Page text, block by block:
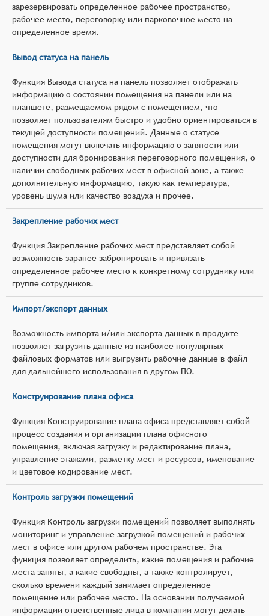
зарезервировать определенное рабочее пространство,
рабочее место, переговорку или парковочное место на
определенное время.
Вывод статуса на панель
Функция Вывода статуса на панель позволяет отображать
информацию о состоянии помещения на панели или на
планшете, размещаемом рядом с помещением, что
позволяет пользователям быстро и удобно ориентироваться в
текущей доступности помещений. Данные о статусе
помещения могут включать информацию о занятости или
доступности для бронирования переговорного помещения, о
наличии свободных рабочих мест в офисной зоне, а также
дополнительную информацию, такую как температура,
уровень шума или качество воздуха и прочее.
Закрепление рабочих мест
Функция Закрепление рабочих мест представляет собой
возможность заранее забронировать и привязать
определенное рабочее место к конкретному сотруднику или
группе сотрудников.
Импорт/экспорт данных
Возможность импорта и/или экспорта данных в продукте
позволяет загрузить данные из наиболее популярных
файловых форматов или выгрузить рабочие данные в файл
для дальнейшего использования в другом ПО.
Конструирование плана офиса
Функция Конструирование плана офиса представляет собой
процесс создания и организации плана офисного
помещения, включая загрузку и редактирование плана,
управление этажами, разметку мест и ресурсов, именование
и цветовое кодирование мест.
Контроль загрузки помещений
Функция Контроль загрузки помещений позволяет выполнять
мониторинг и управление загрузкой помещений и рабочих
мест в офисе или другом рабочем пространстве. Эта
функция позволяет определить, какие помещения и рабочие
места заняты, а какие свободны, а также контролирует,
сколько времени каждый занимает определенное
помещение или рабочее место. На основании получаемой
информации ответственные лица в компании могут делать